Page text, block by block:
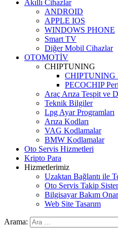
Akıllı Cihazlar
ANDROID
APPLE IOS
WINDOWS PHONE
Smart TV
Diğer Mobil Cihazlar
OTOMOTİV
CHIPTUNING
CHIPTUNING
PECOCHIP
Araç Arıza Tespit ve
Teknik Bilgiler
Lpg Ayar Programları
Arıza Kodları
VAG Kodlamalar
BMW Kodlamalar
Oto Servis Hizmetleri
Kripto Para
Hizmetlerimiz
Uzaktan Bağlantı ile
Oto Servis Takip
Bilgisayar Bakım
Web Site Tasarım
Arama: